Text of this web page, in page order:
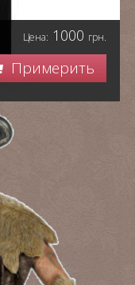
Цена: 1000 грн.
Примерить